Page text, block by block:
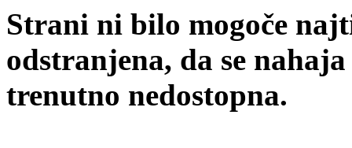
Strani ni bilo mogoče
odstranjena, da se
trenutno nedostopna.